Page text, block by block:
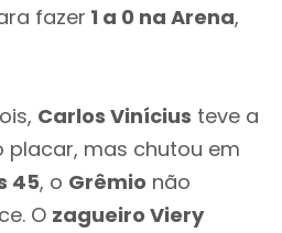
fazer 1 a 0 na Arena,
Carlos Vinícius teve a
placar, mas chutou em
45, o Grêmio não
O zagueiro Viery